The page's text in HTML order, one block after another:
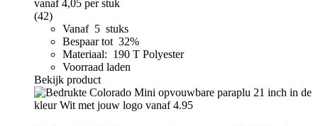
vanaf4,05 per stuk
(42)
Vanaf 5 stuks
Bespaar tot 32%
Materiaal: 190 T Polyester
Voorraad laden
Bekijk product